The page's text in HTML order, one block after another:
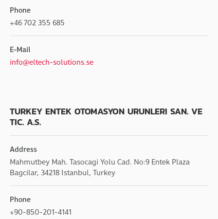
Phone
+46 702 355 685
E-Mail
info@eltech-solutions.se
TURKEY ENTEK OTOMASYON URUNLERI SAN. VE
TIC. A.S.
Address
Mahmutbey Mah. Tasocagi Yolu Cad. No:9 Entek Plaza
Bagcilar, 34218 Istanbul, Turkey
Phone
+90-850-201-4141